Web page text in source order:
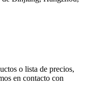
o lista de precios,
en contacto con